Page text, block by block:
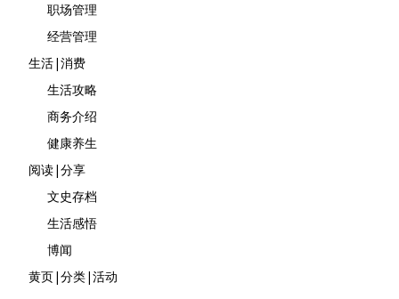
职场管理
经营管理
生活|消费
生活攻略
商务介绍
健康养生
阅读|分享
文史存档
生活感悟
博闻
黄页|分类|活动